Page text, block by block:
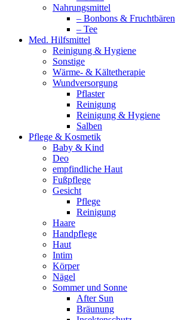
Nahrungsmittel
– Bonbons & Fruchtbären
– Tee
Med. Hilfsmittel
Reinigung & Hygiene
Sonstige
Wärme- & Kältetherapie
Wundversorgung
Pflaster
Reinigung
Reinigung & Hygiene
Salben
Pflege & Kosmetik
Baby & Kind
Deo
empfindliche Haut
Fußpflege
Gesicht
Pflege
Reinigung
Haare
Handpflege
Haut
Intim
Körper
Nägel
Sommer und Sonne
After Sun
Bräunung